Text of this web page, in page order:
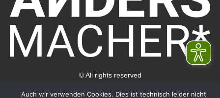
© All rights reserved
Auch wir verwenden Cookies. Dies ist technisch leider nicht